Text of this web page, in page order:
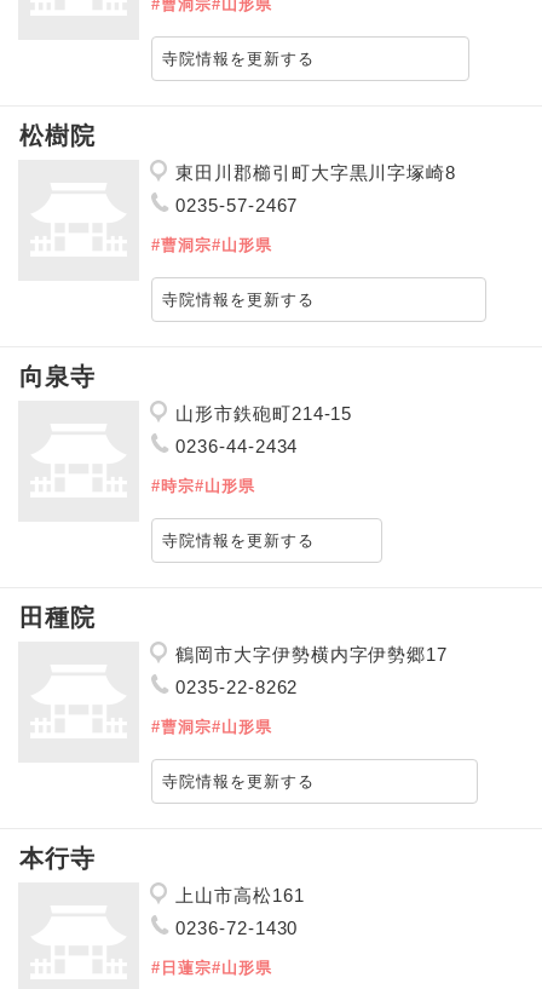
#曹洞宗#山形県
寺院情報を更新する
松樹院
東田川郡櫛引町大字黒川字塚崎8
0235-57-2467
#曹洞宗#山形県
寺院情報を更新する
向泉寺
山形市鉄砲町214-15
0236-44-2434
#時宗#山形県
寺院情報を更新する
田種院
鶴岡市大字伊勢横内字伊勢郷17
0235-22-8262
#曹洞宗#山形県
寺院情報を更新する
本行寺
上山市高松161
0236-72-1430
#日蓮宗#山形県